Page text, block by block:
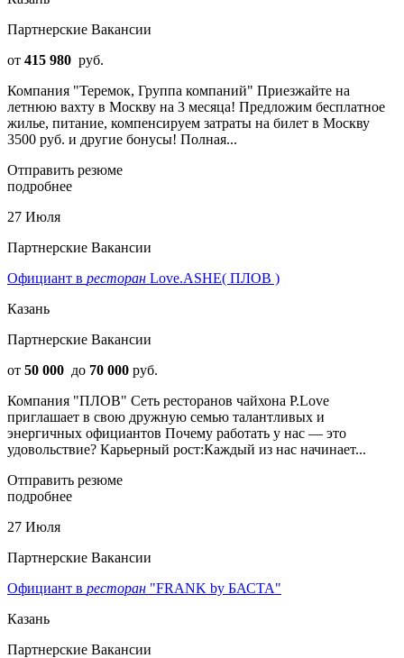
Партнерские Вакансии
от 415 980 руб.
Компания "Теремок, Группа компаний" Приезжайте на
летнюю вахту в Москву на 3 месяца! Предложим бесплатное
жилье, питание, компенсируем затраты на билет в Москву
3500 руб. и другие бонусы! Полная...
Отправить резюме
подробнее
27 Июля
Партнерские Вакансии
Официант в ресторан Love.ASHE( ПЛОВ )
Казань
Партнерские Вакансии
от 50 000 до 70 000 руб.
Компания "ПЛОВ" Сеть ресторанов чайхона P.Love
приглашает в свою дружную семью талантливых и
энергичных официантов Почему работать у нас — это
удовольствие? Карьерный рост:Каждый из нас начинает...
Отправить резюме
подробнее
27 Июля
Партнерские Вакансии
Официант в ресторан "FRANK by БАСТА"
Казань
Партнерские Вакансии